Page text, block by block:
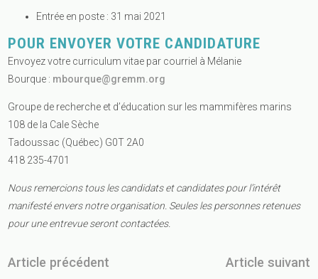
Entrée en poste : 31 mai 2021
POUR ENVOYER VOTRE CANDIDATURE
Envoyez votre curriculum vitae par courriel à Mélanie
Bourque : mbourque@gremm.org
Groupe de recherche et d’éducation sur les mammifères marins
108 de la Cale Sèche
Tadoussac (Québec) G0T 2A0
418 235-4701
Nous remercions tous les candidats et candidates pour l’intérêt
manifesté envers notre organisation. Seules les personnes retenues
pour une entrevue seront contactées.
Article précédent Article suivant